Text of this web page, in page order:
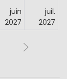
juin
2027
juil.
2027